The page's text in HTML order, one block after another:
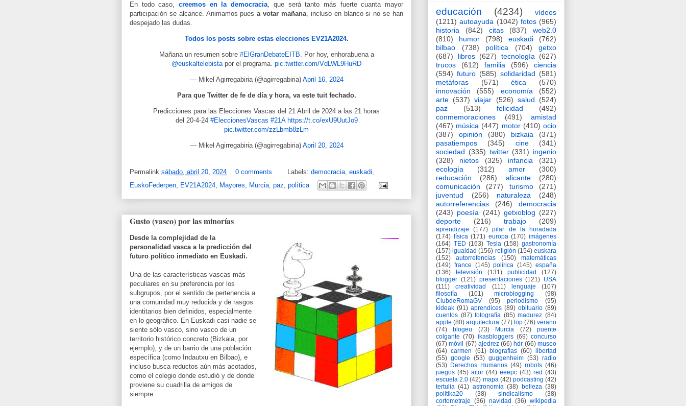
En todo caso,creemos en la democracia, que será tanto más fuerte cuanta mayor
participación se alcance. Animamos puesa votar mañana, incluso en blanco si no se han
despejado las dudas.
Todos los posts sobre estas elecciones EV21A2024.
Mañana un resumen sobre #ElGranDebateEITB. Por hoy, enhorabuena a
@euskaltelebistapor el programa. pic.twitter.com/VdLWL9HuRD
— Mikel Agirregabiria (@agirregabiria) April 16, 2024
Para que Twitter de fe de día y hora, va este tuit fechado.
Predicciones para las Elecciones Vascas del 21 Abril de 2024 a las 21 horas
del 20-4-24 #EleccionesVascas #21A https://t.co/exU9UutJo9
pic.twitter.com/zzLbmb8zLm
— Mikel Agirregabiria (@agirregabiria) April 20, 2024
Permalink sábado, abril 20, 2024 0 comments Labels: democracia euskadi
EuskoFederpen EV21A2024 Mayores Murcia paz política
Gusto (vasco) por las minorías
Desde la complejidad de la
personalidad vasca a la predicción del
futuro político inmediato en Euskadi.
Una de las características vascas más
peculiares en su preferencia por los
subgrupos, por el sentido de pertenencia a
una comunidad muy reducida y de rasgos
identitarios bien definidos, especialmente
en lo geográfico. En Euskadi casi nadie se
siente sólo vasco, sino vasco de un
territorio histórico concreto (Bizkaia, por
ejemplo), y de un barrio de una población
específica (como Indautxu en Bilbao), e
incluso busca reductos aún más acotados,
como el colegio donde estudió y de donde
proviene su cuadrilla de amigos de
siempre.
educación (4234)
vídeos
(1211) autoayuda (1042) fotos (965)
historia
(842) citas (837)
web2.0
(810)
humor (798) euskadi
(762)
bilbao
(738) política (704)
getxo
(687)
libros (627) tecnología
(627)
trucos
(612) familia (596)
ciencia
(594) futuro (585) solidaridad (581)
metáforas
(571) ética
(570)
innovación
(555) economía
(552)
arte (537) viajar (526) salud
(524)
paz
(513) felicidad
(492)
conmemoraciones
(491)
amistad
(467) música (447) motor (410) ocio
(387)
opinión (380) bizkaia
(371)
pasatiempos
(345) cine
(341)
sociedad (335) twitter (331) ingenio
(328)
nietos (325) infancia
(321)
ecología
(312) amor
(300)
reducación
(286) alicante
(280)
comunicación
(277) turismo
(271)
juventud
(256) naturaleza
(248)
autorreferencias
(246)
democracia
(243) poesía (241) getxoblog (227)
deporte
(216) trabajo (209)
aprendizaje (177)
pilar de la horadada
(174) física (171) europa (170) imágenes
(164) TED (163) Tesla (158) gastronomía
(157) igualdad (156) religión (154) euskara
(152)
autorrefencias (150)
matemáticas
(149) france (145) polírica (145) españa
(136)
televisión (131) publicidad
(127)
blogger (121) presentaciones (121) USA
(111)
creatividad (111) lenguaje
(107)
filosofía
(101) microblogging
(98)
ClubdeRomaGV
(95) periodismo
(95)
kideak (91) aprendices (89) obituario (89)
cuentos (87) fotografía (85) madurez (84)
apple (80) arquitectura (77) top (76) verano
(74)
blogeu (73) Murcia (72)
puente
colgante (70) ikasbloggers (69) concurso
(67) móvil (67) ajedrez (66) hdr (66) museo
(64) carmen (61) biografías (60)
libertad
(55) google (53) guggenheim (53) radio
(53) Derechos Humanos (49) robots (46)
juegos (45) aitor (44) eeepc (43) red (43)
escuela 2.0 (42) mapa (42) podcasting (42)
tertulia (41) astronomía (38) belleza (38)
politika20
(38) sindicalismo
(38)
cortometraje (36) navidad (36) wikipedia